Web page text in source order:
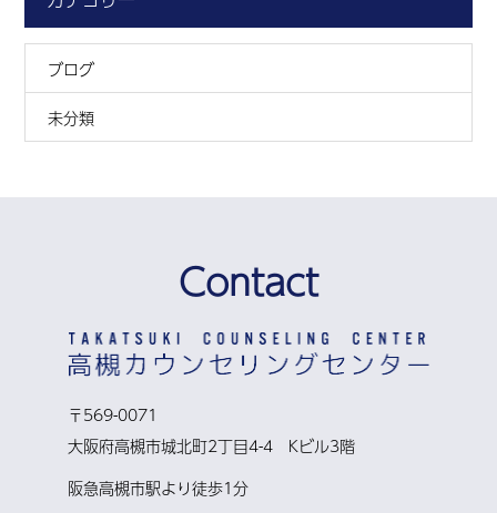
ブログ
未分類
Contact
〒569-0071
大阪府高槻市城北町2丁目4-4 Kビル3階
阪急高槻市駅より徒歩1分